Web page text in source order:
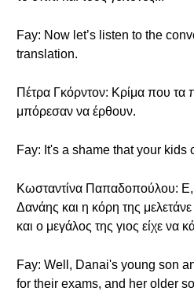
Fay: Now let’s listen to the
translation.
Πέτρα Γκόρντον: Κρίμα που τα
μπόρεσαν να έρθουν.
Fay: It's a shame that your kids
Κωσταντίνα Παπαδοπούλου: Ε,
Δανάης και η κόρη της μελετάνε
και ο μεγάλος της γιος είχε να
Fay: Well, Danai's young son
for their exams, and her older